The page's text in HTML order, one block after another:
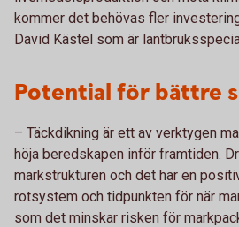
kommer det behövas fler
David Kästel som är
Potential för bättre
– Täckdikning är ett av verktygen
höja beredskapen inför framtiden.
markstrukturen och det har en
rotsystem och tidpunkten för när
som det minskar risken för